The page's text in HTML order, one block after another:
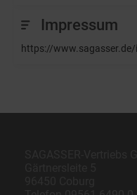
Impressum
https://